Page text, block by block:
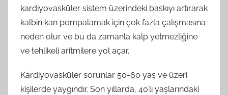
kardiyovasküler sistem üzerindeki baskıyı artırarak
kalbin kan pompalamak için çok fazla çalışmasına
neden olur ve bu da zamanla kalp yetmezliğine
ve tehlikeli aritmilere yol açar.
Kardiyovasküler sorunlar 50-60 yaş ve üzeri
kişilerde yaygındır. Son yıllarda, 40’lı yaşlarındaki